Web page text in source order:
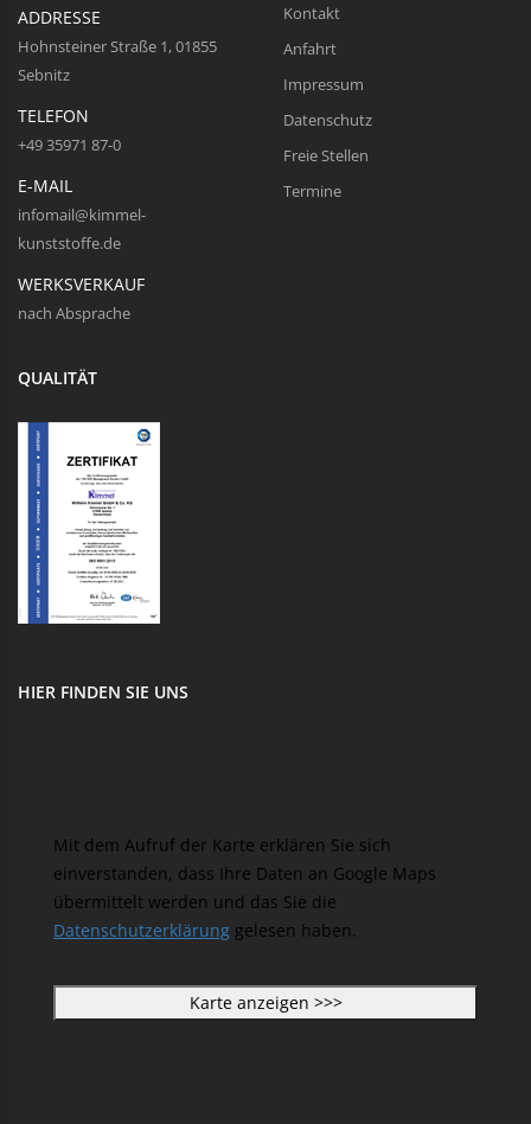
ADDRESSE
Hohnsteiner Straße 1, 01855
Sebnitz
TELEFON
+49 35971 87-0
E-MAIL
infomail@kimmel-
kunststoffe.de
WERKSVERKAUF
nach Absprache
Kontakt
Anfahrt
Impressum
Datenschutz
Freie Stellen
Termine
QUALITÄT
HIER FINDEN SIE UNS
Mit dem Aufruf der Karte erklären Sie sich
einverstanden, dass Ihre Daten an Google Maps
übermittelt werden und das Sie die
Datenschutzerklärung gelesen haben.